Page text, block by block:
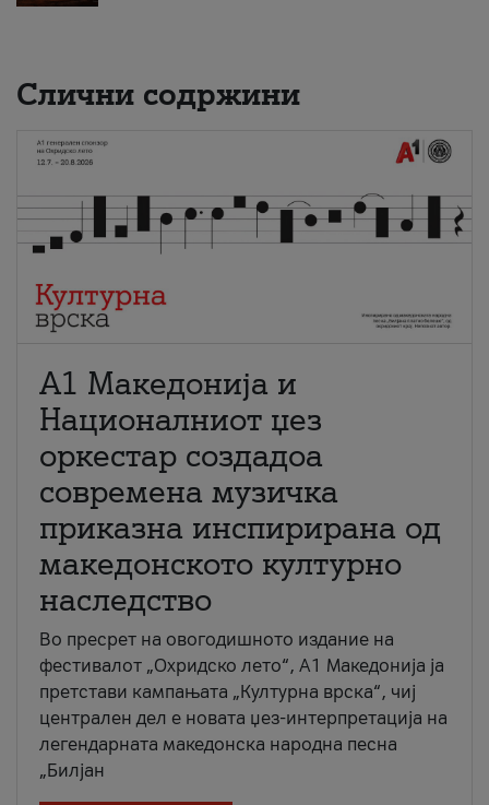
Слични содржини
А1 Македонија и
Националниот џез
оркестар создадоа
современа музичка
приказна инспирирана од
македонското културно
наследство
Во пресрет на овогодишното издание на
фестивалот „Охридско лето“, А1 Македонија ја
претстави кампањата „Културна врска“, чиј
централен дел е новата џез-интерпретација на
легендарната македонска народна песна
„Билјан